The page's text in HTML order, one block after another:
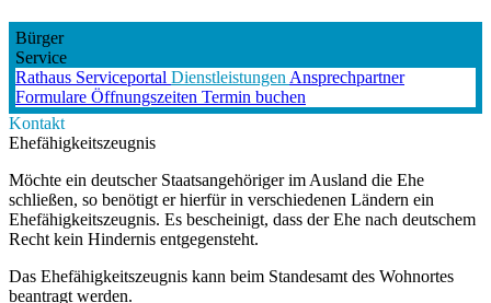
Bürger
Service
Rathaus Serviceportal Dienstleistungen Ansprechpartner
Formulare Öffnungszeiten Termin buchen
Kontakt
Ehefähigkeitszeugnis
Möchte ein deutscher Staatsangehöriger im Ausland die Ehe
schließen, so benötigt er hierfür in verschiedenen Ländern ein
Ehefähigkeitszeugnis. Es bescheinigt, dass der Ehe nach deutschem
Recht kein Hindernis entgegensteht.
Das Ehefähigkeitszeugnis kann beim Standesamt des Wohnortes
beantragt werden.